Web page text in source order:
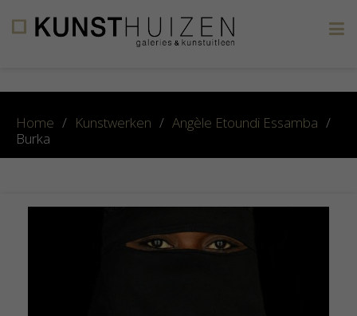
Home / Kunstwerken / Angèle Etoundi Essamba /
Burka